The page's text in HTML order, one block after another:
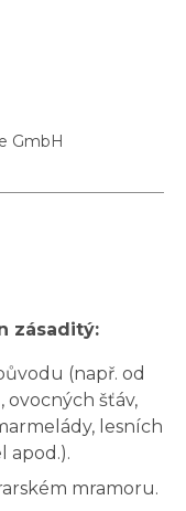
GmbH
zásaditý:
(např. od
ovocných šťáv,
lesních
apod.).
mramoru.